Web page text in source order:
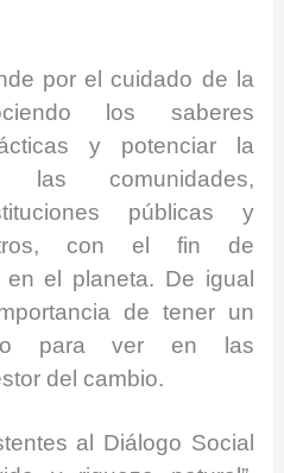
por el cuidado de la
los saberes
y potenciar la
las comunidades,
públicas y
con el fin de
el planeta. De igual
de tener un
para ver en las
del cambio.
al Diálogo Social